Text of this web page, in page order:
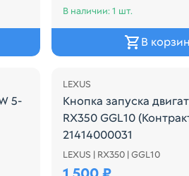
В наличии: 1 шт.
В
5-
SERIES E60 (Контрактный)
LEXUS
Кнопка запуска
RX350 GGL10
21414000031
2009DJ1026
LEXUS | RX350 | GGL10